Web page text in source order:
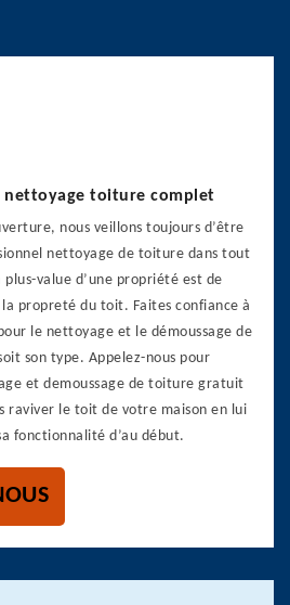
nettoyage toiture complet
nous veillons toujours d’être
nettoyage de toiture dans tout
value d’une propriété est de
propreté du toit. Faites confiance à
le nettoyage et le démoussage de
son type. Appelez-nous pour
et demoussage de toiture gratuit
raviver le toit de votre maison en lui
fonctionnalité d’au début.